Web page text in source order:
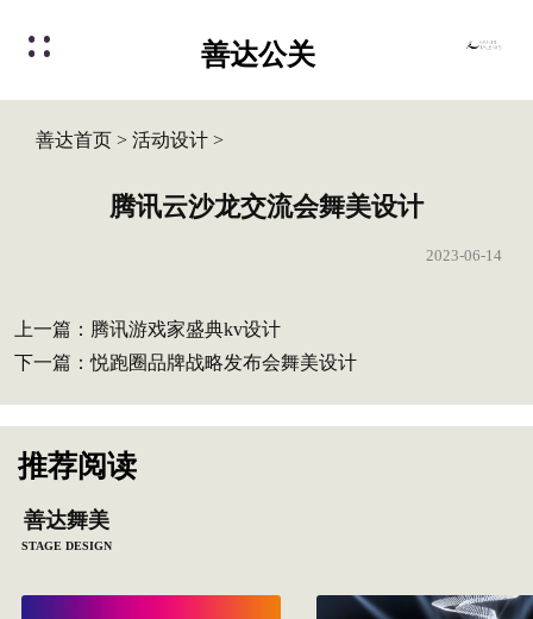
善达公关
善达首页> 活动设计>
腾讯云沙龙交流会舞美设计
2023-06-14
上一篇： 腾讯游戏家盛典kv设计
下一篇：悦跑圈品牌战略发布会舞美设计
推荐阅读
善达舞美
STAGE DESIGN